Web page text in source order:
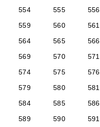
554
555 556
559
560 561
564
565 566
569
570 571
574
575 576
579
580 581
584
585 586
589
590 591